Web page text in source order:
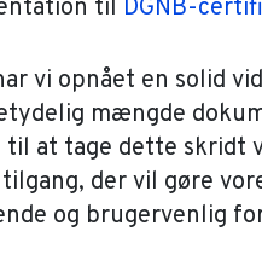
til DGNB-
vi opnået en solid
mængde
til at tage dette skridt
der vil gøre
og brugervenlig